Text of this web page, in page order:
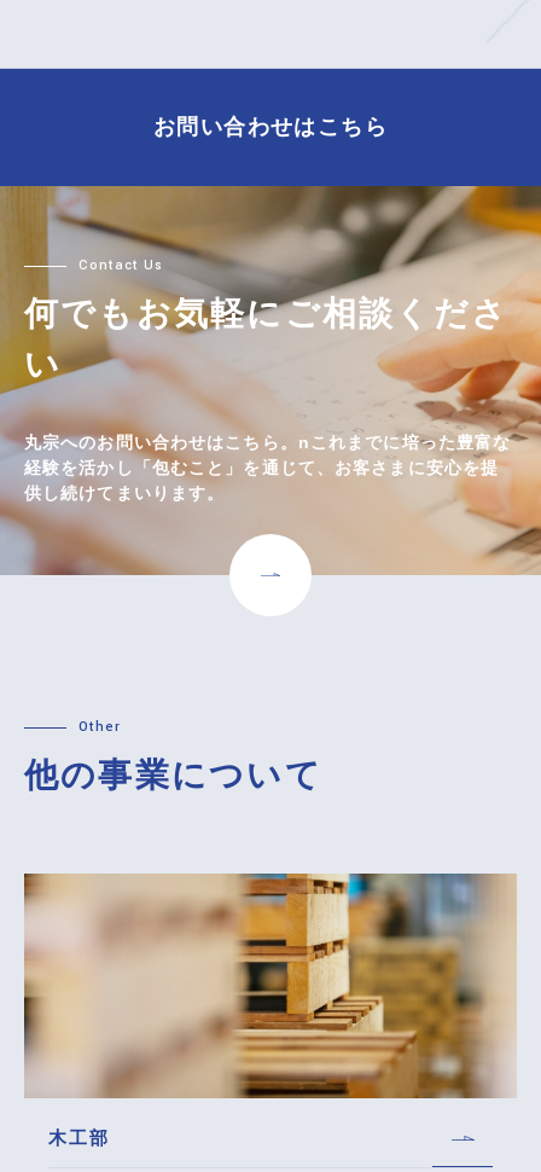
お問い合わせはこちら
何でもお気軽にご相談くださ
い
丸宗へのお問い合わせはこちら。nこれまでに培った豊富な
経験を活かし「包むこと」を通じて、お客さまに安心を提
供し続けてまいります。
他の事業について
木工部